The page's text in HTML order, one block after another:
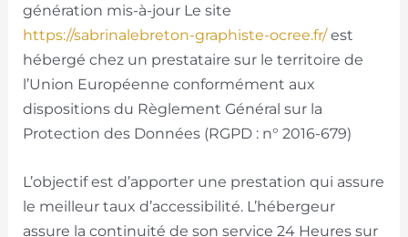
génération mis-à-jour Le site
https://sabrinalebreton-graphiste-ocree.fr/est
hébergé chez un prestataire sur le territoire de
l’Union Européenne conformément aux
dispositions du Règlement Général sur la
Protection des Données (RGPD : n° 2016-679)
L’objectif est d’apporter une prestation qui assure
le meilleur taux d’accessibilité. L’hébergeur
assure la continuité de son service 24 Heures sur